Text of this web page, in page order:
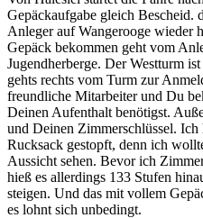
Gepäckaufgabe gleich Bescheid.
Anleger auf Wangerooge wieder
Gepäck bekommen geht vom
Jugendherberge. Der Westturm
gehts rechts vom Turm zur
freundliche Mitarbeiter und Du
Deinen Aufenthalt benötigst.
und Deinen Zimmerschlüssel. Ich
Rucksack gestopft, denn ich
Aussicht sehen. Bevor ich
hieß es allerdings 133 Stufen
steigen. Und das mit vollem
es lohnt sich unbedingt.